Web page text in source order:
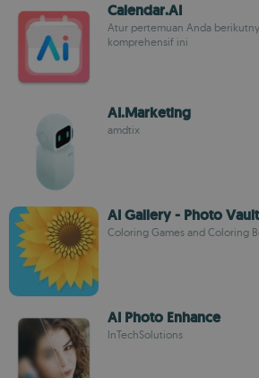
Calendar.AI
Atur pertemuan Anda
komprehensif ini
AI.Marketing
amdtix
AI Gallery - Photo Vault
Coloring Games and Coloring
AI Photo Enhance
InTechSolutions